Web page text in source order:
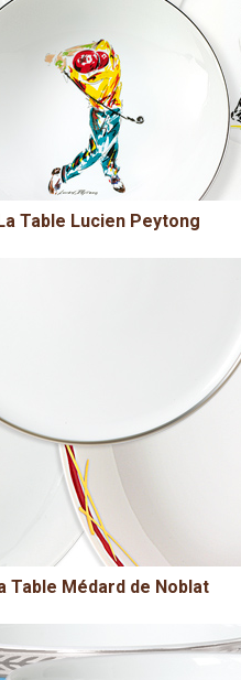
La Table Lucien Peytong
Table Médard de Noblat